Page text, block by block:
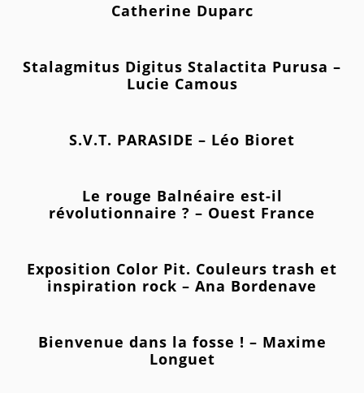
Catherine Duparc
Stalagmitus Digitus Stalactita Purusa –
Lucie Camous
S.V.T. PARASIDE – Léo Bioret
Le rouge Balnéaire est-il
révolutionnaire ? – Ouest France
Exposition Color Pit. Couleurs trash et
inspiration rock – Ana Bordenave
Bienvenue dans la fosse ! – Maxime
Longuet